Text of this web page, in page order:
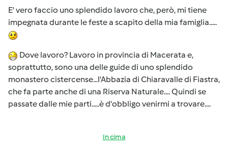
E' vero faccio uno splendido lavoro che, però, mi tiene
impegnata durante le feste a scapito della mia famiglia.....
Dove lavoro? Lavoro in provincia di Macerata e,
soprattutto, sono una delle guide di uno splendido
monastero cistercense...l'Abbazia di Chiaravalle di Fiastra,
che fa parte anche di una Riserva Naturale.... Quindi se
passate dalle mie parti.....è d'obbligo venirmi a trovare....
In cima